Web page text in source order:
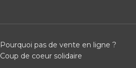
Pourquoi pas de vente en ligne ?
Coup de coeur solidaire